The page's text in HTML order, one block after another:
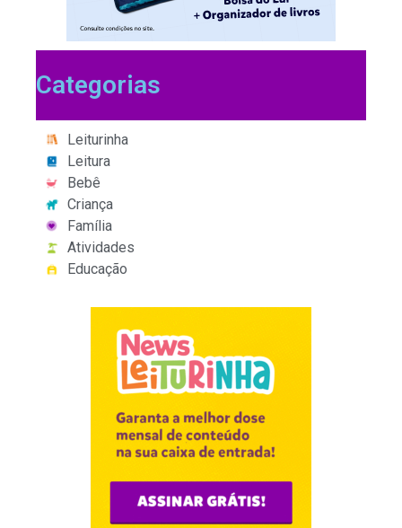
Categorias
Leiturinha
Leitura
Bebê
Criança
Família
Atividades
Educação